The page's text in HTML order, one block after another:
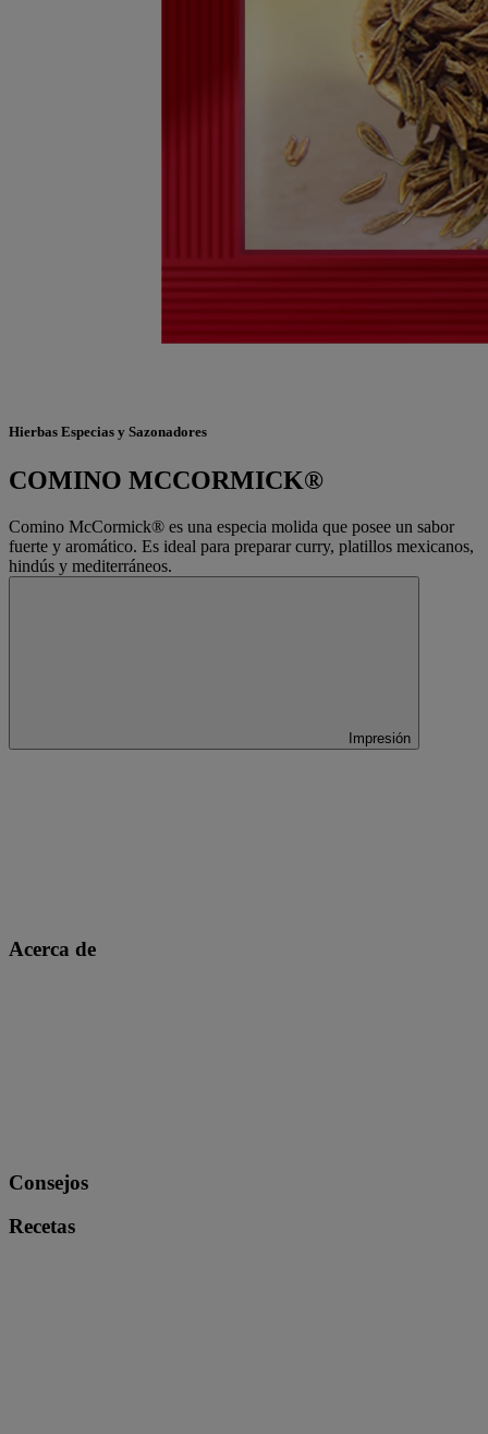
Hierbas Especias y Sazonadores
COMINO MCCORMICK®
Comino McCormick® es una especia molida que posee un sabor
fuerte y aromático. Es ideal para preparar curry, platillos mexicanos,
hindús y mediterráneos.
Impresión
Acerca de
Consejos
Recetas